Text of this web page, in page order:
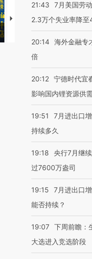
【推广】走进第四届链博
21:43
7月美国劳
2.3万个失业率降至
20:14 海外金融专
倍
20:12 宁德时代宜
影响国内锂资源供
19:51
7月进出口
持续多久
19:18
央行7月继
过7600万盎司
19:15
7月进出口
能否持续？
19:07 下周前瞻：
大选进入竞选阶段